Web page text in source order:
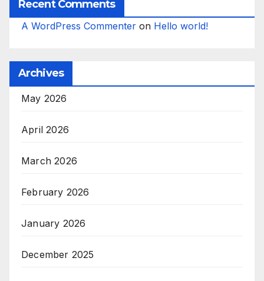
Recent Comments
A WordPress Commenter on Hello world!
Archives
May 2026
April 2026
March 2026
February 2026
January 2026
December 2025